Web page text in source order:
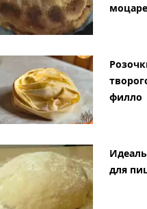
филло
для